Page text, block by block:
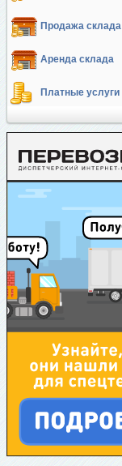
Продажа склада
Аренда склада
Платные услуги